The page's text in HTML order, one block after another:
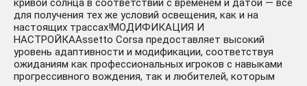
Assetto Corsa
Competizione🔑Steam
Ключ РФ+СНГ
299 ₽
-411 руб.
кривой солнца в соответствии с временем и датой — всё
для получения тех же условий освещения, как и на
настоящих трассах!МОДИФИКАЦИЯ И
НАСТРОЙКАAssetto Corsa предоставляет высокий
уровень адаптивности и модификации, соответствуя
ожиданиям как профессиональных игроков с навыками
прогрессивного вождения, так и любителей, которым